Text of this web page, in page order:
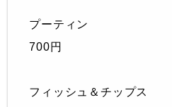
プーティン
700円
フィッシュ＆チップス